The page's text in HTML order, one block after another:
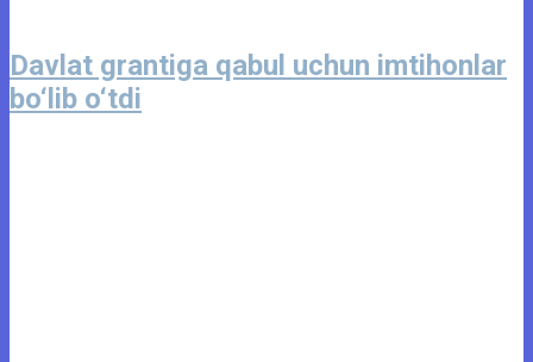
Davlat grantiga qabul uchun imtihonlar
bo‘lib o‘tdi